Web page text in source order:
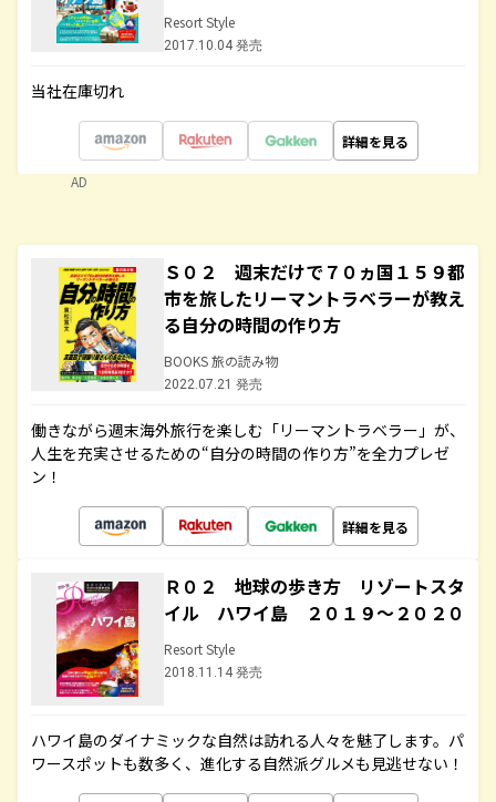
Resort Style
2017.10.04 発売
当社在庫切れ
詳細を見る
AD
Ｓ０２ 週末だけで７０ヵ国１５９都
市を旅したリーマントラベラーが教え
る自分の時間の作り方
BOOKS 旅の読み物
2022.07.21 発売
働きながら週末海外旅行を楽しむ「リーマントラベラー」が、
人生を充実させるための“自分の時間の作り方”を全力プレゼ
ン！
詳細を見る
Ｒ０２ 地球の歩き方 リゾートスタ
イル ハワイ島 ２０１９～２０２０
Resort Style
2018.11.14 発売
ハワイ島のダイナミックな自然は訪れる人々を魅了します。パ
ワースポットも数多く、進化する自然派グルメも見逃せない！